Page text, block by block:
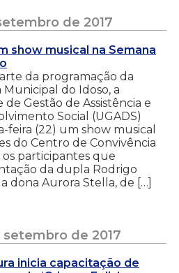
de 2017
show musical na Semana
da programação da
Municipal do Idoso, a
de Gestão de Assistência e
Social (UGADS)
feira (22) um show musical
do Centro de Convivência
participantes que
da dupla Rodrigo
dona Aurora Stella, de […]
de 2017
inicia capacitação de